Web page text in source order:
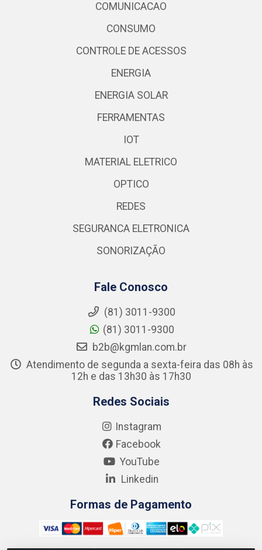
COMUNICACAO
CONSUMO
CONTROLE DE ACESSOS
ENERGIA
ENERGIA SOLAR
FERRAMENTAS
IOT
MATERIAL ELETRICO
OPTICO
REDES
SEGURANCA ELETRONICA
SONORIZAÇÃO
Fale Conosco
(81) 3011-9300
(81) 3011-9300
b2b@kgmlan.com.br
Atendimento de segunda a sexta-feira das 08h às
12h e das 13h30 às 17h30
Redes Sociais
Instagram
Facebook
YouTube
Linkedin
Formas de Pagamento